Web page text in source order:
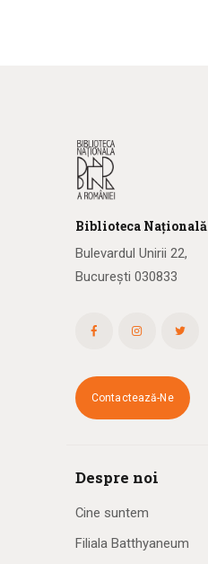
Biblioteca Națională
Bulevardul Unirii 22,
București 030833
Contactează-Ne
Despre noi
Cine suntem
Filiala Batthyaneum